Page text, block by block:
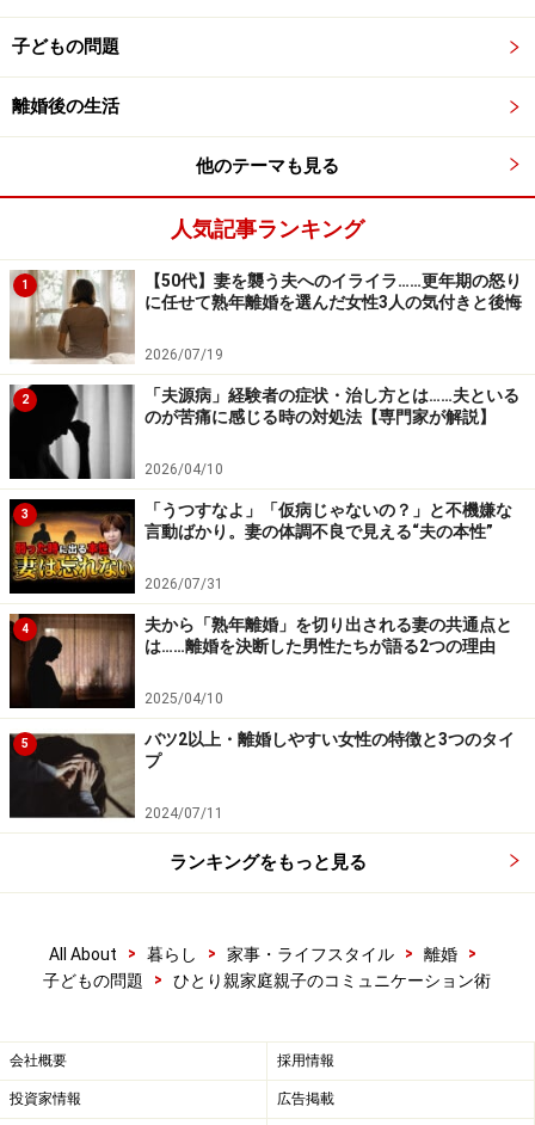
子どもの問題
離婚後の生活
他のテーマも見る
人気記事ランキング
1
【50代】妻を襲う夫へのイライラ……更年期の怒り
に任せて熟年離婚を選んだ女性3人の気付きと後悔
2026/07/19
2
「夫源病」経験者の症状・治し方とは……夫といる
のが苦痛に感じる時の対処法【専門家が解説】
2026/04/10
3
「うつすなよ」「仮病じゃないの？」と不機嫌な
言動ばかり。妻の体調不良で見える“夫の本性”
2026/07/31
4
夫から「熟年離婚」を切り出される妻の共通点と
は……離婚を決断した男性たちが語る2つの理由
2025/04/10
5
バツ2以上・離婚しやすい女性の特徴と3つのタイ
プ
2024/07/11
ランキングをもっと見る
All About > 暮らし > 家事・ライフスタイル > 離婚
>
子どもの問題
> ひとり親家庭親子のコミュニケーション術
会社概要 採用情報
投資家情報 広告掲載